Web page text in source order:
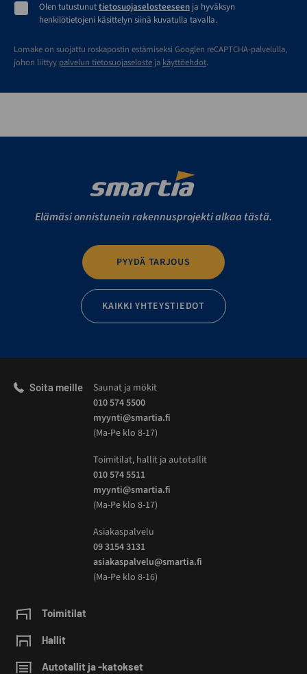
Olen tutustunuttietosuojaselosteeseen ja hyväksyn
henkilötietojeni käsittelyn siinä kuvatulla tavalla.
Lomake on suojattu roskapostin estämiseksi Googlen reCAPTCHA-palvelulla,
johon liittyy palvelun tietosuojaseloste ja käyttöehdot.
Elämäsi onnistunein rakennusprojekti alkaa tästä.
PYYDÄ TARJOUS
KAIKKI YHTEYSTIEDOT
Soita meille
Saunat ja mökit
010 574 5500
myynti@smartia.fi
(Ma-Pe klo 8-17)
Toimitilat, hallit ja autotallit
010 574 5511
myynti@smartia.fi
(Ma-Pe klo 8-17)
Asiakaspalvelu
09 3154 3131
asiakaspalvelu@smartia.fi
(Ma-Pe klo 8-16)
Toimitilat
Hallit
Autotallit ja -katokset